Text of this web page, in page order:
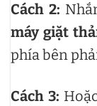
Cách 2:
máy giặt
phía bên
Cách 3: